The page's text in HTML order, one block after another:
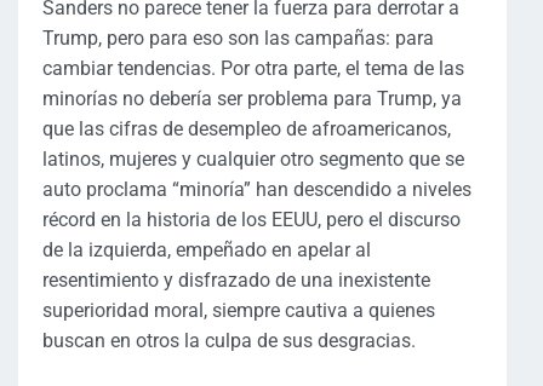
Sanders no parece tener la fuerza para derrotar a
Trump, pero para eso son las campañas: para
cambiar tendencias. Por otra parte, el tema de las
minorías no debería ser problema para Trump, ya
que las cifras de desempleo de afroamericanos,
latinos, mujeres y cualquier otro segmento que se
auto proclama “minoría” han descendido a niveles
récord en la historia de los EEUU, pero el discurso
de la izquierda, empeñado en apelar al
resentimiento y disfrazado de una inexistente
superioridad moral, siempre cautiva a quienes
buscan en otros la culpa de sus desgracias.